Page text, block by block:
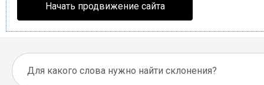
Начать продвижение сайта